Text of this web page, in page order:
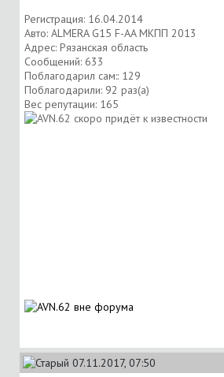
Регистрация: 16.04.2014
Авто: ALMERA G15 F-AA МКПП 2013
Адрес: Рязанская область
Сообщений: 633
Поблагодарил сам:: 129
Поблагодарили: 92 раз(а)
Вес репутации: 165
07.11.2017, 07:50